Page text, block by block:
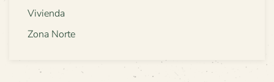
Vivienda
Zona Norte